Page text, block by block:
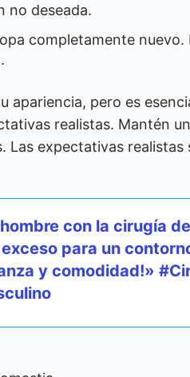
no deseada.
completamente
apariencia, pero es
realistas. Mantén
Las expectativas realistas
con la cirugía
para un
y comodidad!»